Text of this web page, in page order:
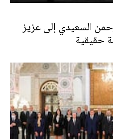
السعيدي إلى عزيز
حقيقية